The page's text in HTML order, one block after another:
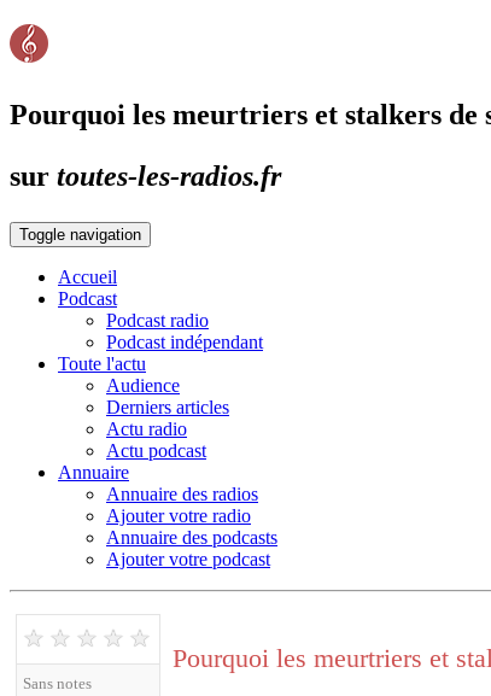
Pourquoi les meurtriers et stalkers de
sur toutes-les-radios.fr
Toggle navigation
Accueil
Podcast
Podcast radio
Podcast indépendant
Toute l'actu
Audience
Derniers articles
Actu radio
Actu podcast
Annuaire
Annuaire des radios
Ajouter votre radio
Annuaire des podcasts
Ajouter votre podcast
★ ★ ★ ★ ★
Sans notes
Pourquoi les meurtriers et